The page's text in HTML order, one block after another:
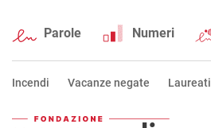
Parole Numeri
Incendi Vacanze negate Laureati